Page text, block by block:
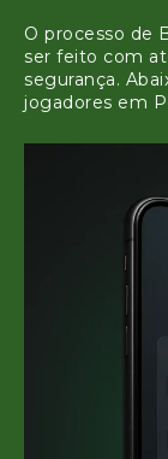
O processo de
ser feito com
segurança.
jogadores em